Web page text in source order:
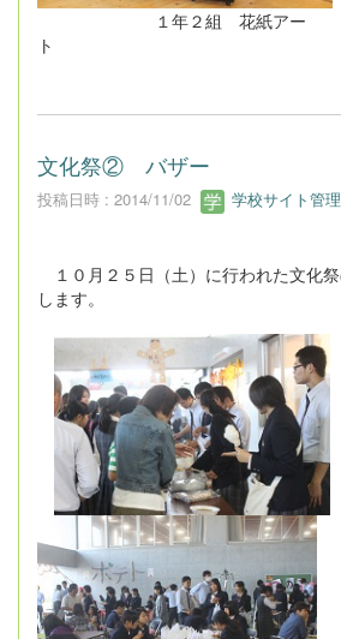
１年２組 花紙アー
ト 茶華
文化祭② バザー
投稿日時 : 2014/11/02 学校サイト管
１０月２５日（土）に行われた文化
します。